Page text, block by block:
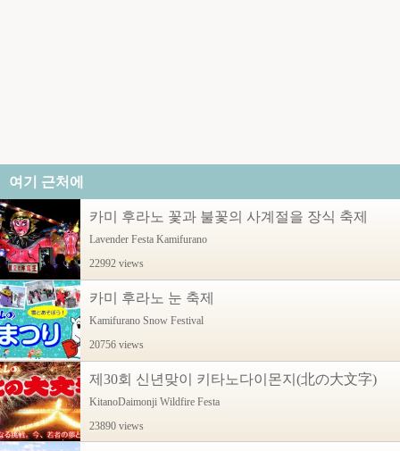
여기 근처에
카미 후라노 꽃과 불꽃의 사계절을 장식 축제
Lavender Festa Kamifurano
22992 views
카미 후라노 눈 축제
Kamifurano Snow Festival
20756 views
제30회 신년맞이 키타노다이몬지(北の大文字)
KitanoDaimonji Wildfire Festa
23890 views